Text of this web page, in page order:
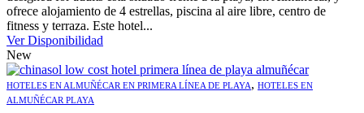
ofrece alojamiento de 4 estrellas, piscina al aire libre, centro de
fitness y terraza. Este hotel...
Ver Disponibilidad
New
HOTELES EN ALMUÑÉCAR EN PRIMERA LÍNEA DE PLAYA, HOTELES EN
ALMUÑÉCAR PLAYA